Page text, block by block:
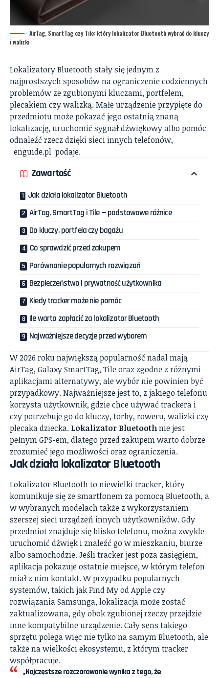
AirTag, SmartTag czy Tile: który lokalizator Bluetooth wybrać do kluczy
i walizki
Lokalizatory Bluetooth stały się jednym z
najprostszych sposobów na ograniczenie codziennych
problemów ze zgubionymi kluczami, portfelem,
plecakiem czy walizką. Małe urządzenie przypięte do
przedmiotu może pokazać jego ostatnią znaną
lokalizację, uruchomić sygnał dźwiękowy albo pomóc
odnaleźć rzecz dzięki sieci innych telefonów,
enguide.pl podaje.
Zawartość
Jak działa lokalizator Bluetooth
AirTag, SmartTag i Tile — podstawowe różnice
Do kluczy, portfela czy bagażu
Co sprawdzić przed zakupem
Porównanie popularnych rozwiązań
Bezpieczeństwo i prywatność użytkownika
Kiedy tracker może nie pomóc
Ile warto zapłacić za lokalizator Bluetooth
Najważniejsze decyzje przed wyborem
W 2026 roku największą popularność nadal mają
AirTag, Galaxy SmartTag, Tile oraz zgodne z różnymi
aplikacjami alternatywy, ale wybór nie powinien być
przypadkowy. Najważniejsze jest to, z jakiego telefonu
korzysta użytkownik, gdzie chce używać trackera i
czy potrzebuje go do kluczy, torby, roweru, walizki czy
plecaka dziecka. Lokalizator Bluetoothnie jest
pełnym GPS-em, dlatego przed zakupem warto dobrze
zrozumieć jego możliwości oraz ograniczenia.
Jak działa lokalizator Bluetooth
Lokalizator Bluetooth to niewielki tracker, który
komunikuje się ze smartfonem za pomocą Bluetooth, a
w wybranych modelach także z wykorzystaniem
szerszej sieci urządzeń innych użytkowników. Gdy
przedmiot znajduje się blisko telefonu, można zwykle
uruchomić dźwięk i znaleźć go w mieszkaniu, biurze
albo samochodzie. Jeśli tracker jest poza zasięgiem,
aplikacja pokazuje ostatnie miejsce, w którym telefon
miał z nim kontakt. W przypadku popularnych
systemów, takich jak Find My od Apple czy
rozwiązania Samsunga, lokalizacja może zostać
zaktualizowana, gdy obok zgubionej rzeczy przejdzie
inne kompatybilne urządzenie. Cały sens takiego
sprzętu polega więc nie tylko na samym Bluetooth, ale
także na wielkości ekosystemu, z którym tracker
współpracuje.
„Najczęstsze rozczarowanie wynika z tego, że